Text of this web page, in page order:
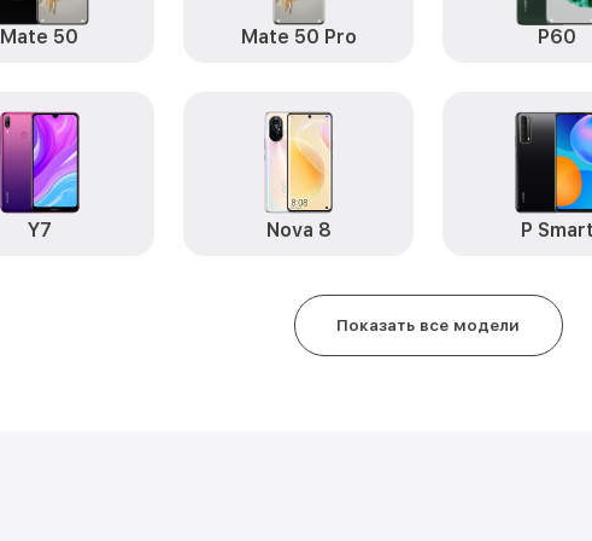
Замена задней
Замена стекла P30
Замена датчика
Замена антенны P30
Замена вибромотора
Замена голосового
Mate 50 Mate 50 Pro P60
Y7 Nova 8 P Smart
Показать все модели